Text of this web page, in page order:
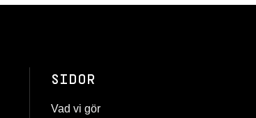
SIDOR
Vad vi gör